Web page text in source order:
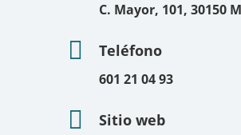
C. Mayor, 101, 30150
Teléfono
601 21 04 93
Sitio web